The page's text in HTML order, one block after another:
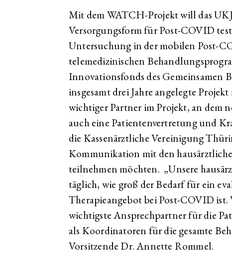
Mit dem WATCH-Projekt will das
Versorgungsform für Post-COVID
Untersuchung in der mobilen Post-
telemedizinischen
Innovationsfonds des Gemeinsamen
insgesamt drei Jahre angelegte
wichtiger Partner im Projekt, an dem
auch eine Patientenvertretung und
die Kassenärztliche Vereinigung
Kommunikation mit den
teilnehmen möchten. „Unsere
täglich, wie groß der Bedarf für ein
Therapieangebot bei Post-COVID
wichtigste Ansprechpartner für die
als Koordinatoren für die gesamte
Vorsitzende Dr. Annette Rommel.